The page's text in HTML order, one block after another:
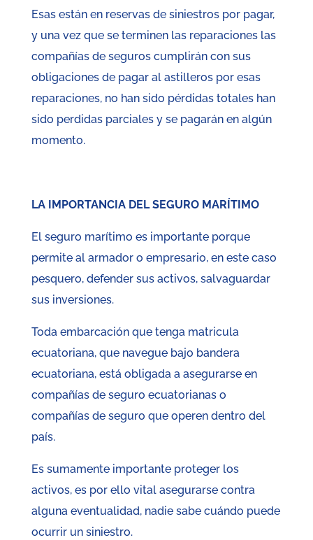
Esas están en reservas de siniestros por pagar,
y una vez que se terminen las reparaciones las
compañías de seguros cumplirán con sus
obligaciones de pagar al astilleros por esas
reparaciones, no han sido pérdidas totales han
sido perdidas parciales y se pagarán en algún
momento.
LA IMPORTANCIA DEL SEGURO MARÍTIMO
El seguro marítimo es importante porque
permite al armador o empresario, en este caso
pesquero, defender sus activos, salvaguardar
sus inversiones.
Toda embarcación que tenga matricula
ecuatoriana, que navegue bajo bandera
ecuatoriana, está obligada a asegurarse en
compañías de seguro ecuatorianas o
compañías de seguro que operen dentro del
país.
Es sumamente importante proteger los
activos, es por ello vital asegurarse contra
alguna eventualidad, nadie sabe cuándo puede
ocurrir un siniestro.